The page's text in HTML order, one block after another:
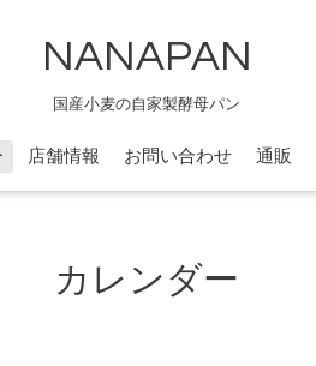
NANAPAN
国産小麦の自家製酵母パン
店舗情報 お問い合わせ 通販
カレンダー